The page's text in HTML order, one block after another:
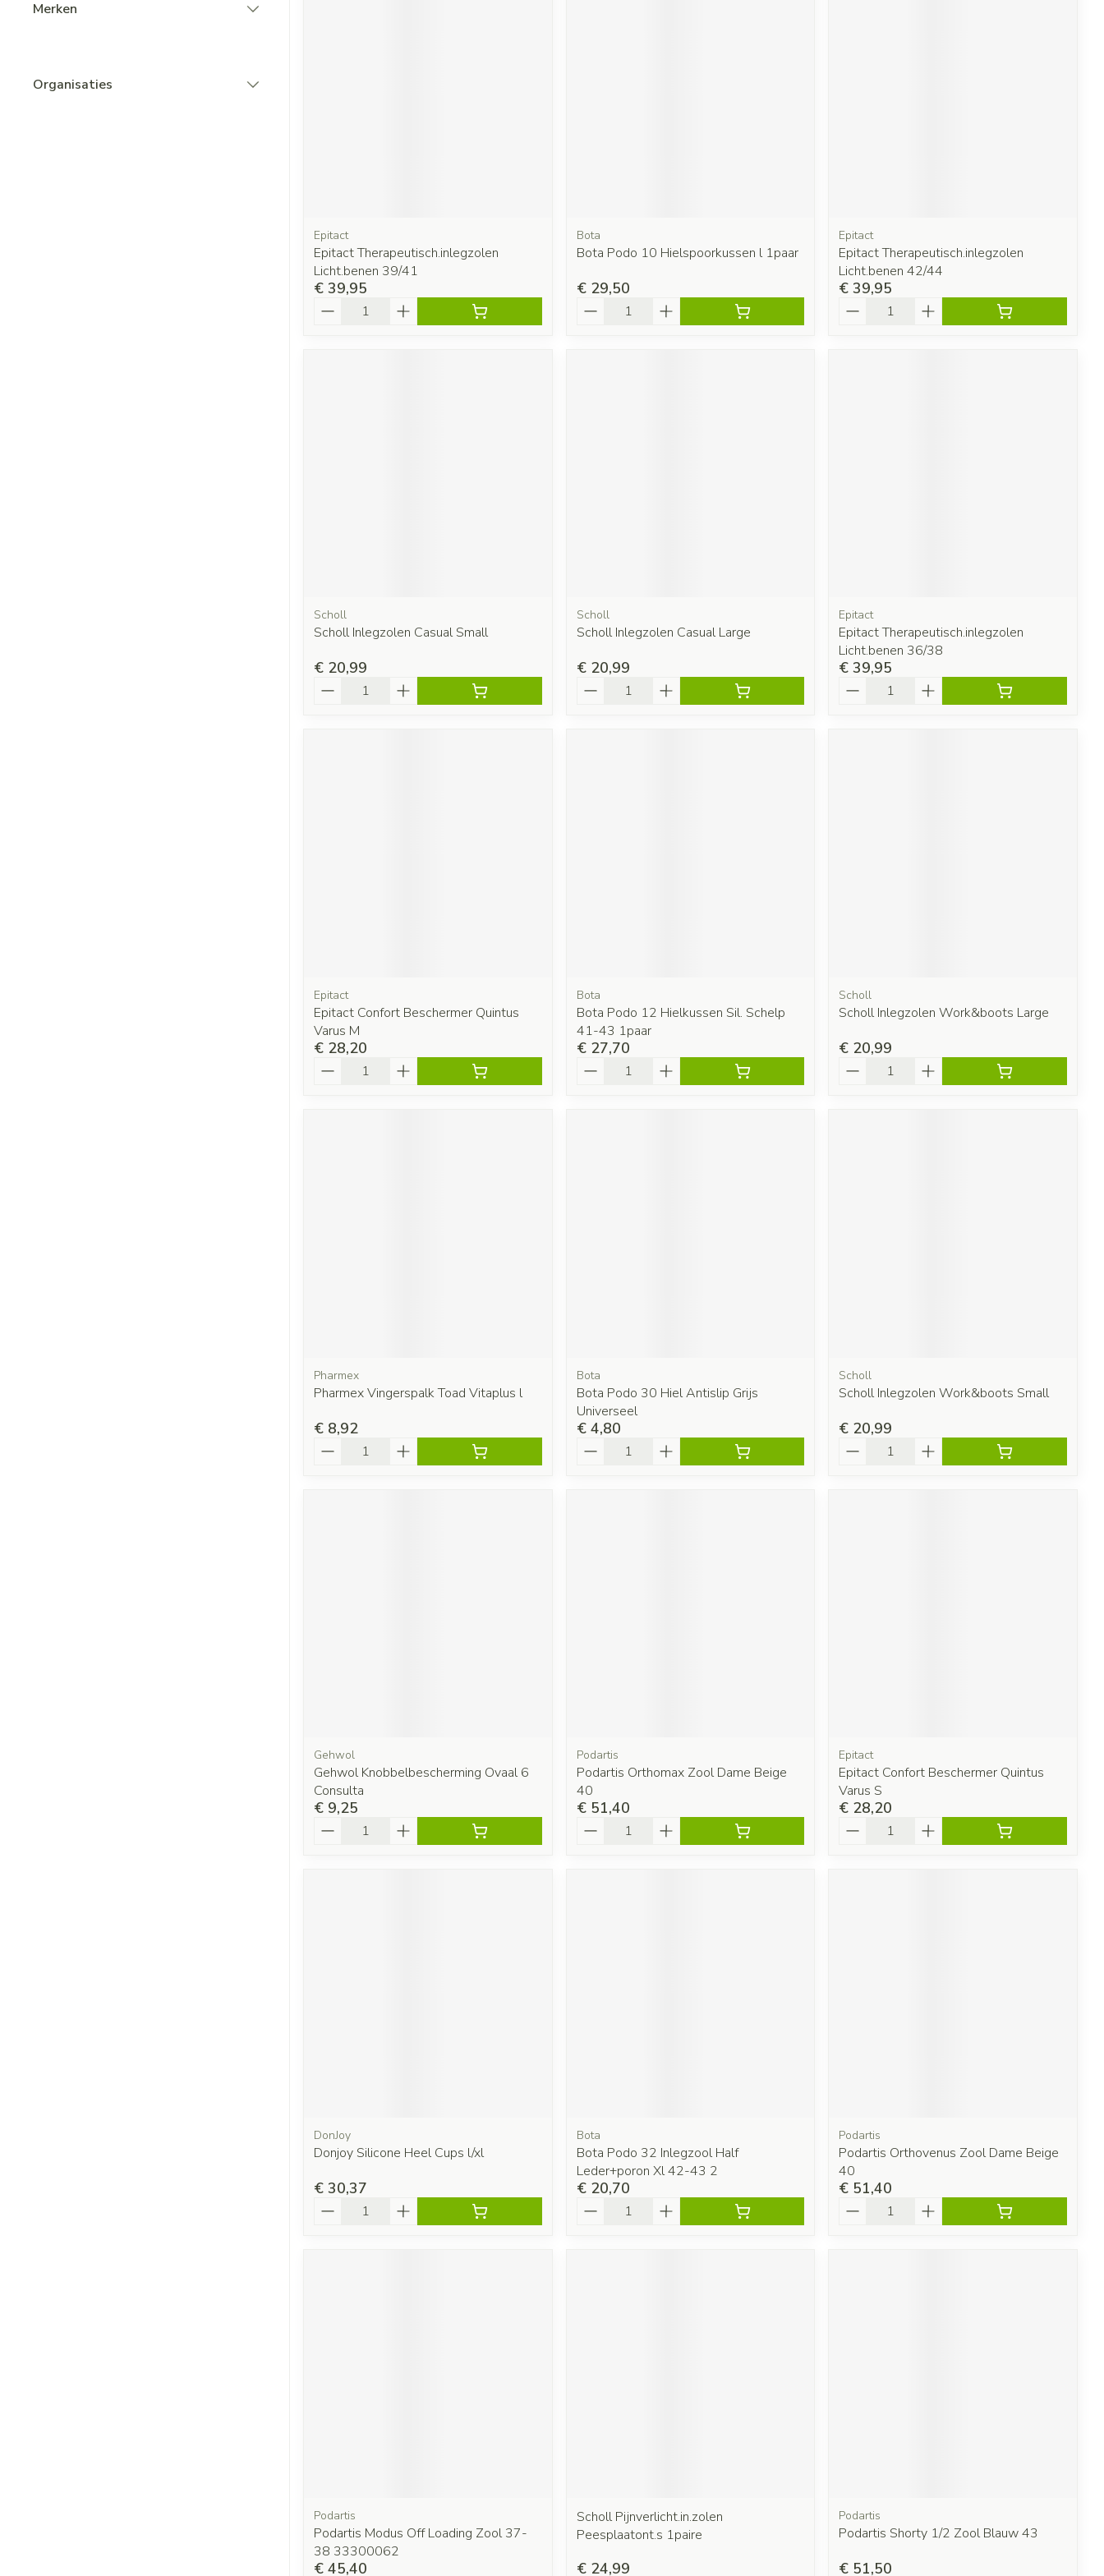
Merken
Organisaties
Epitact
Epitact Therapeutisch.inlegzolen
Licht.benen 39/41
€ 39,95
Bota
Bota Podo 10 Hielspoorkussen l 1paar
€ 29,50
Epitact
Epitact Therapeutisch.inlegzolen
Licht.benen 42/44
€ 39,95
Scholl
Scholl Inlegzolen Casual Small
€ 20,99
Scholl
Scholl Inlegzolen Casual Large
€ 20,99
Epitact
Epitact Therapeutisch.inlegzolen
Licht.benen 36/38
€ 39,95
Epitact
Epitact Confort Beschermer Quintus
Varus M
€ 28,20
Bota
Bota Podo 12 Hielkussen Sil. Schelp
41-43 1paar
€ 27,70
Scholl
Scholl Inlegzolen Work&boots Large
€ 20,99
Pharmex
Pharmex Vingerspalk Toad Vitaplus l
€ 8,92
Bota
Bota Podo 30 Hiel Antislip Grijs
Universeel
€ 4,80
Scholl
Scholl Inlegzolen Work&boots Small
€ 20,99
Gehwol
Gehwol Knobbelbescherming Ovaal 6
Consulta
€ 9,25
Podartis
Podartis Orthomax Zool Dame Beige
40
€ 51,40
Epitact
Epitact Confort Beschermer Quintus
Varus S
€ 28,20
DonJoy
Donjoy Silicone Heel Cups l/xl
€ 30,37
Bota
Bota Podo 32 Inlegzool Half
Leder+poron Xl 42-43 2
€ 20,70
Podartis
Podartis Orthovenus Zool Dame Beige
40
€ 51,40
Podartis
Podartis Modus Off Loading Zool 37-
38 33300062
€ 45,40
Scholl Pijnverlicht.in.zolen
Peesplaatont.s 1paire
€ 24,99
Podartis
Podartis Shorty 1/2 Zool Blauw 43
€ 51,50